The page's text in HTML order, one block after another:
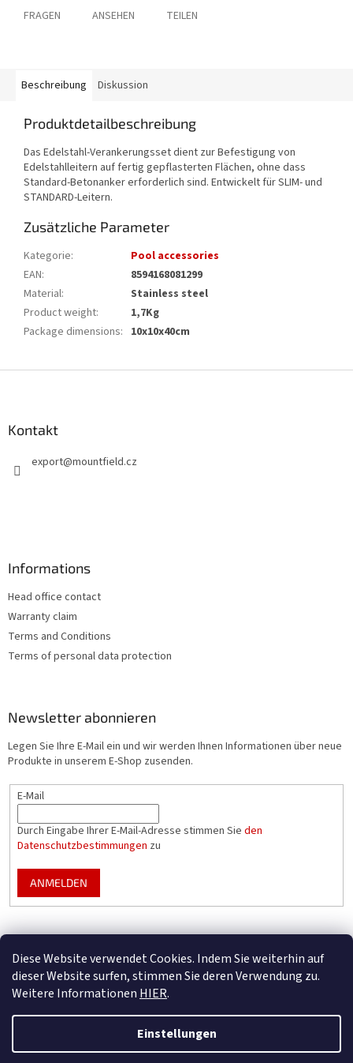
Diese Website verwendet Cookies. Indem Sie weiterhin auf
dieser Website surfen, stimmen Sie deren Verwendung zu.
Weitere Informationen HIER.
Einstellungen
FRAGEN ANSEHEN TEILEN
Beschreibung Diskussion
Produktdetailbeschreibung
Das Edelstahl-Verankerungsset dient zur Befestigung von
Edelstahlleitern auf fertig gepflasterten Flächen, ohne dass
Standard-Betonanker erforderlich sind. Entwickelt für SLIM- und
STANDARD-Leitern.
Zusätzliche Parameter
Kategorie:
Pool accessories
EAN:
8594168081299
Material:
Stainless steel
Product weight:
1,7Kg
Package dimensions: 10x10x40cm
Kontakt
export@mountfield.cz
Informations
Head office contact
Warranty claim
Terms and Conditions
Terms of personal data protection
Newsletter abonnieren
Legen Sie Ihre E-Mail ein und wir werden Ihnen Informationen über neue
Produkte in unserem E-Shop zusenden.
E-Mail
Durch Eingabe Ihrer E-Mail-Adresse stimmen Sie den
Datenschutzbestimmungen zu
ANMELDEN
Konfigurator für Poolüberdachungen
Erstellt von Shoptet